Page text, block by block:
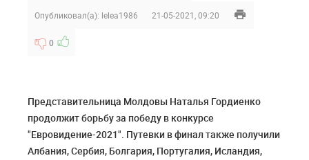
Опубликовал(а): lelea1986 21-05-2021, 09:20
0
Представительница Молдовы Наталья Гордиенко
продолжит борьбу за победу в конкурсе
"Евровидение-2021". Путевки в финал также получили
Албания, Сербия, Болгария, Португалия, Исландия,